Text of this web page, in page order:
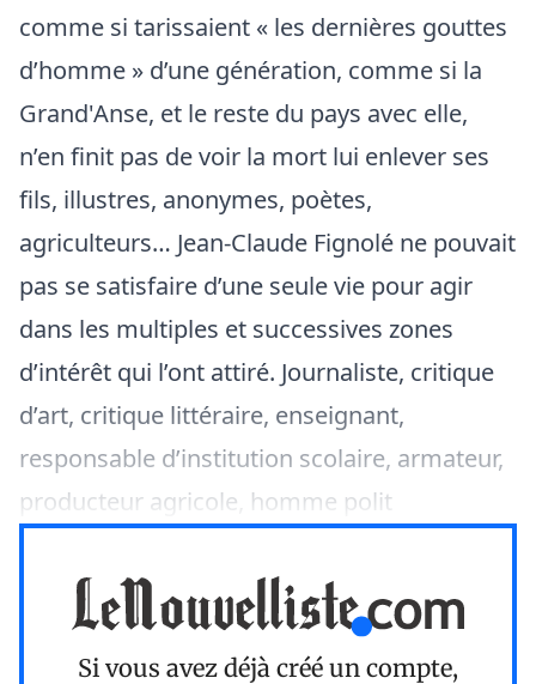
comme si tarissaient « les dernières gouttes
d’homme » d’une génération, comme si la
Grand'Anse, et le reste du pays avec elle,
n’en finit pas de voir la mort lui enlever ses
fils, illustres, anonymes, poètes,
agriculteurs… Jean-Claude Fignolé ne pouvait
pas se satisfaire d’une seule vie pour agir
dans les multiples et successives zones
d’intérêt qui l’ont attiré. Journaliste, critique
d’art, critique littéraire, enseignant,
responsable d’institution scolaire, armateur,
producteur agricole, homme polit
Si vous avez déjà créé un compte,